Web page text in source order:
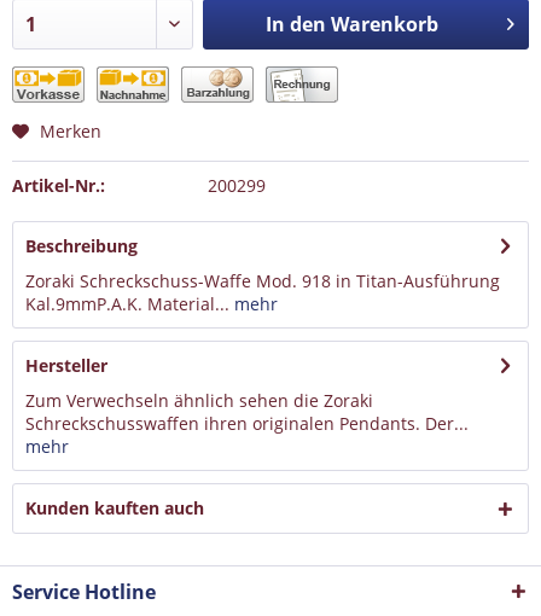
In den Warenkorb
Merken
Artikel-Nr.: 200299
Beschreibung
Zoraki Schreckschuss-Waffe Mod. 918 in Titan-Ausführung
Kal.9mmP.A.K. Material... mehr
Hersteller
Zum Verwechseln ähnlich sehen die Zoraki
Schreckschusswaffen ihren originalen Pendants. Der...
mehr
Kunden kauften auch
Service Hotline